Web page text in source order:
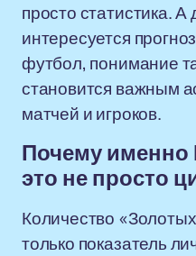
просто статистика. А
интересуется
футбол, понимание
становится важным
матчей и игроков.
Почему именно
это не просто
Количество
только показатель